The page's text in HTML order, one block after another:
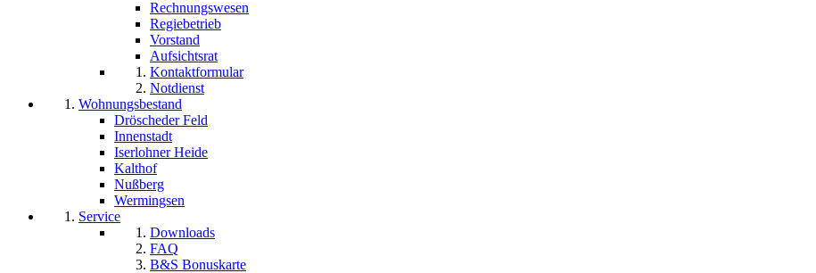
Rechnungswesen
Regiebetrieb
Vorstand
Aufsichtsrat
Kontaktformular
Notdienst
Wohnungsbestand
Dröscheder Feld
Innenstadt
Iserlohner Heide
Kalthof
Nußberg
Wermingsen
Service
Downloads
FAQ
B&S Bonuskarte